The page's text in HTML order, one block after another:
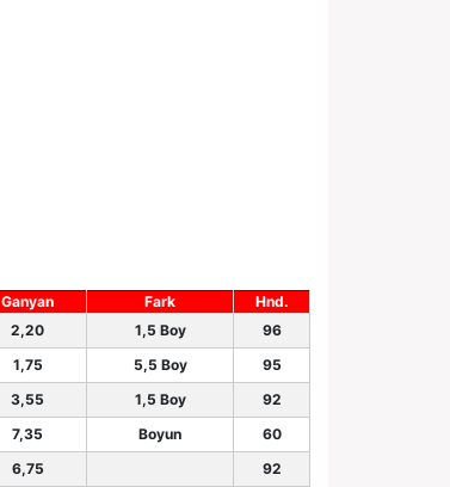
Ganyan Fark
Hnd.
2,20 1,5 Boy
96
1,75 5,5 Boy
95
3,55 1,5 Boy
92
7,35 Boyun
60
6,75 92